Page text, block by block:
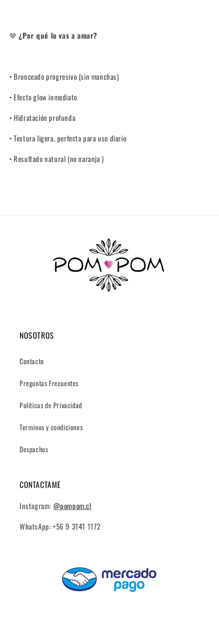
🤎¿Por qué lo vas a amar?
• Bronceado progresivo (sin manchas)
• Efecto glow inmediato
• Hidratación profunda
• Textura ligera, perfecta para uso diario
• Resultado natural (no naranja )
NOSOTROS
Contacto
Preguntas Frecuentes
Politicas de Privacidad
Terminos y condiciones
Despachos
CONTACTAME
Instagram: @pompom.cl
WhatsApp: +56 9 3141 1172